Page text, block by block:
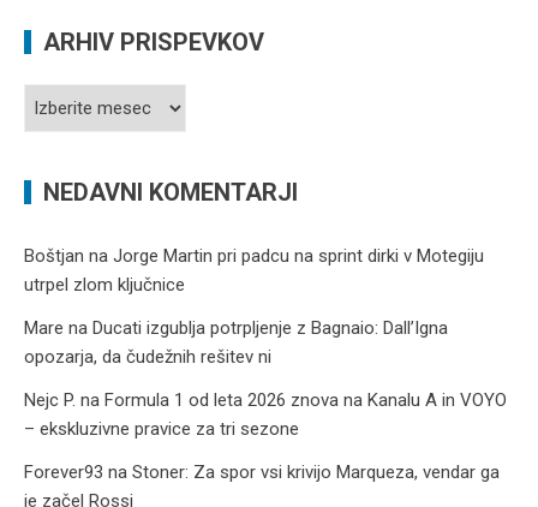
ARHIV PRISPEVKOV
Arhiv
NEDAVNI KOMENTARJI
Boštjan na Jorge Martin pri padcu na sprint dirki v Motegiju
utrpel zlom ključnice
Mare na Ducati izgublja potrpljenje z Bagnaio: Dall’Igna
opozarja, da čudežnih rešitev ni
Nejc P. na Formula 1 od leta 2026 znova na Kanalu A in VOYO
– ekskluzivne pravice za tri sezone
Forever93 na Stoner: Za spor vsi krivijo Marqueza, vendar ga
je začel Rossi